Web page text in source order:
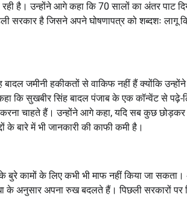
है। उन्होंने आगे कहा कि 70 सालों का अंतर पाट
है जिसने अपने घोषणापत्र को शब्दशः लागू
जमीनी हकीकतों से वाकिफ नहीं हैं क्योंकि उन्होंने
कि सुखबीर सिंह बादल पंजाब के एक कॉन्वेंट से पढ़े-
करना चाहते हैं। उन्होंने आगे कहा, यदि सब कुछ छोड़कर
के बारे में भी जानकारी की काफी कमी है।
बुरे कामों के लिए कभी भी माफ नहीं किया जा
के अनुसार अपना रुख बदलते हैं। पिछली सरकारों पर